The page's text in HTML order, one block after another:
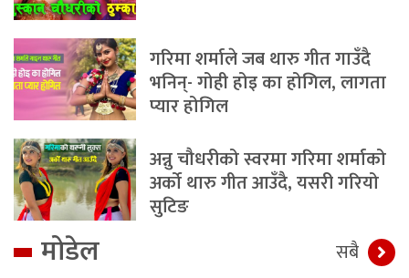
गरिमा शर्माले जब थारु गीत गाउँदै
भनिन्- गोही होइ का होगिल, लागता
प्यार होगिल
अन्नु चौधरीको स्वरमा गरिमा शर्माको
अर्को थारु गीत आउँदै, यसरी गरियो
सुटिङ
मोडेल सबै